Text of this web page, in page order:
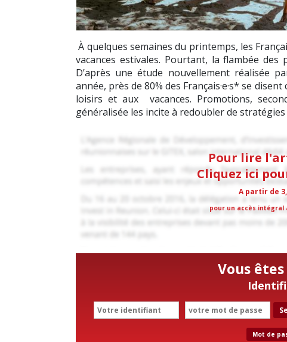
À quelques semaines du printemps, les
vacances estivales. Pourtant, la flambée
D’après une étude nouvellement réalisée
année, près de 80% des Français·e·s* se
loisirs et aux vacances. Promotions,
généralisée les incite à redoubler de
Pour lire
Cliquez ici
A partir de
pour un accès intégral
Vous
Mot de